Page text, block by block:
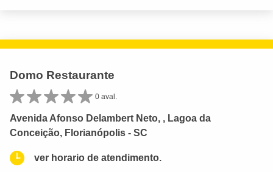
Domo Restaurante
0 aval.
Avenida Afonso Delambert Neto, , Lagoa da
Conceição, Florianópolis - SC
ver horario de atendimento.